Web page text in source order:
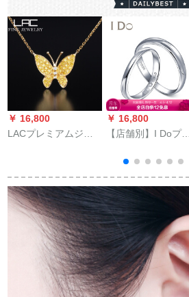
￥ 16,800
LACプレミアムジュ
￥ 16,800
【店舗別】I Doプロ
の男女用専門店純正
品ido howate女性指
輪/PT 950/9-15号